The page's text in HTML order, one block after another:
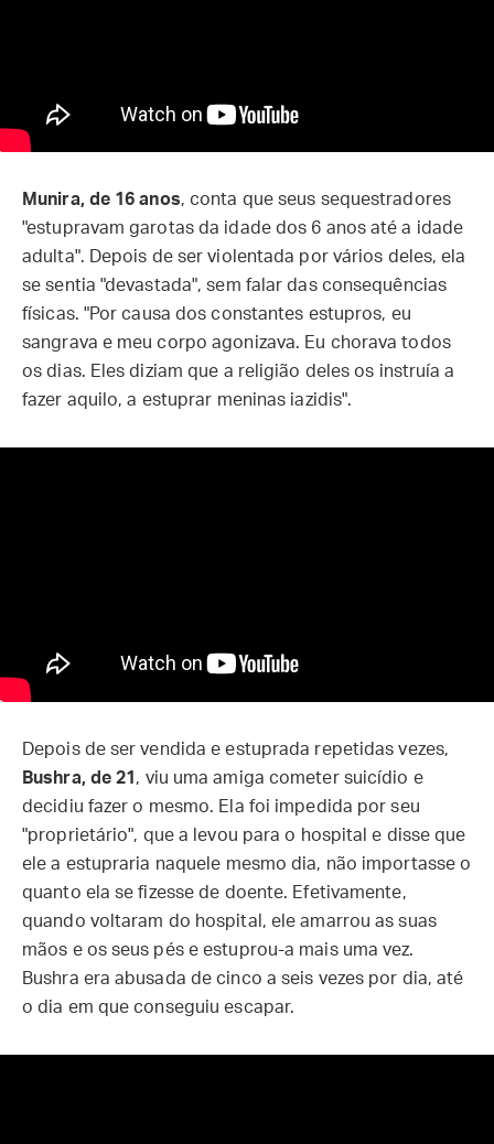
Munira, de 16 anos, conta que seus sequestradores
"estupravam garotas da idade dos 6 anos até a idade
adulta". Depois de ser violentada por vários deles, ela
se sentia "devastada", sem falar das consequências
físicas. "Por causa dos constantes estupros, eu
sangrava e meu corpo agonizava. Eu chorava todos
os dias. Eles diziam que a religião deles os instruía a
fazer aquilo, a estuprar meninas iazidis".
Depois de ser vendida e estuprada repetidas vezes,
Bushra, de 21 , viu uma amiga cometer suicídio e
decidiu fazer o mesmo. Ela foi impedida por seu
"proprietário", que a levou para o hospital e disse que
ele a estupraria naquele mesmo dia, não importasse o
quanto ela se fizesse de doente. Efetivamente,
quando voltaram do hospital, ele amarrou as suas
mãos e os seus pés e estuprou-a mais uma vez.
Bushra era abusada de cinco a seis vezes por dia, até
o dia em que conseguiu escapar.